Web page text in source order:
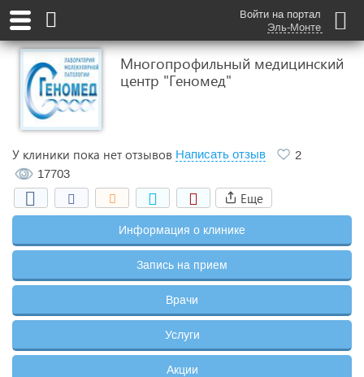
Войти на портал
Эль-Монте
Многопрофильный медицинский
центр "Геномед"
У клиники пока нет отзывов Написать отзыв
2
17703
Еще
Информация о клинике
Запись на прием
Врачи
Услуги
Акции